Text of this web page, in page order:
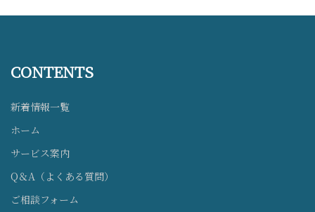
CONTENTS
新着情報一覧
ホーム
サービス案内
Q＆A（よくある質問）
ご相談フォーム